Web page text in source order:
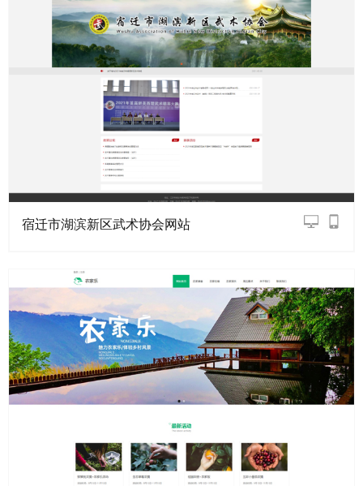
宿迁市湖滨新区武术协会网站